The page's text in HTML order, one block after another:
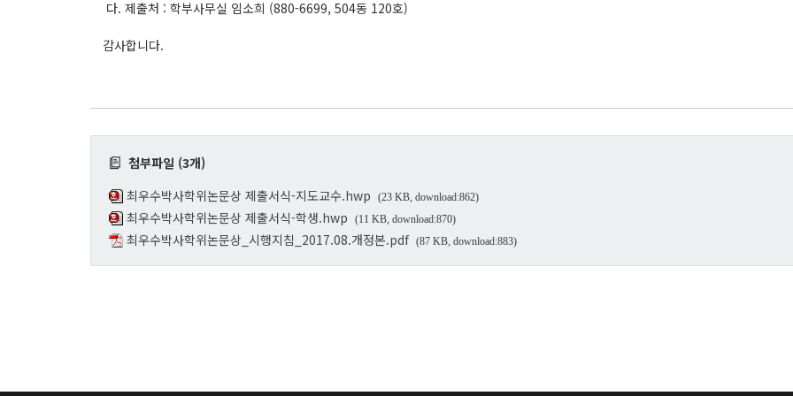
다. 제출처 : 학부사무실 임소희 (880-6699, 504동 120호)
감사합니다.
첨부파일 (3개)
최우수박사학위논문상 제출서식-지도교수.hwp
(23 KB, download:862)
최우수박사학위논문상 제출서식-학생.hwp (11 KB, download:870)
최우수박사학위논문상_시행지침_2017.08.개정본.pdf (87 KB, download:883)